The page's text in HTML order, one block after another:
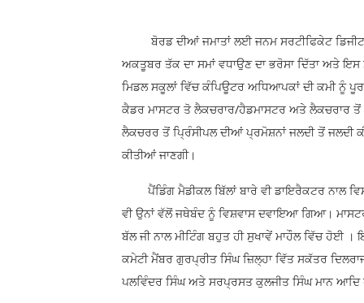
ਬੋਰਡ ਦੀਆਂ ਜਮਾਤਾਂ ਲਈ ਜਨਮ ਸਰਟੀਫਿਕੇਟ
ਅਕਤੂਬਰ ਤੱਕ ਦਾ ਸਮਾਂ ਵਧਾਉਣ ਦਾ ਭਰੋਸਾ ਦਿੱਤਾ ਅਤੇ
ਮਿਡਲ ਸਕੂਲਾਂ ਵਿੱਚ ਕੰਪਿਊਟਰ ਅਧਿਆਪਕਾਂ ਦੀ ਕਮੀ ਨੂੰ
ਕੈਡਰ ਮਾਸਟਰ ਤੋ ਲੈਕਚਰਾਰ/ਹੈਡਮਾਸਟਰ ਅਤੇ ਲੈਕਚਰਾਰ
ਲੈਕਚਰਰ ਤੋਂ ਪ੍ਰਿੰਸੀਪਲ ਦੀਆਂ ਪ੍ਰਮੋਸ਼ਨਾਂ ਜਲਦੀ ਤੋਂ ਜਲਦੀ
ਕੀਤੀਆਂ ਜਾਣਗੀ।
ਪੈਂਡਿੰਗ ਮੈਡੀਕਲ ਬਿੱਲਾਂ ਬਾਰੇ ਵੀ ਡਾਇਰੈਕਟਰ ਨਾਲ
ਵੀ ਉਨਾਂ ਵੱਲੋਂ ਜਥੇਬੰਦ ਨੂੰ ਵਿਸ਼ਵਾਸ ਦਵਾਇਆ ਗਿਆ।
ਬੱਲ ਜੀ ਨਾਲ ਮੀਟਿੰਗ ਬਹੁਤ ਹੀ ਸੁਖਾਵੇਂ ਮਾਹੌਲ ਵਿੱਚ ਹੋਈ
ਕਮੇਟੀ ਮੈਂਬਰ ਗੁਰਪ੍ਰੀਤ ਸਿੰਘ ਜ਼ਿਲ੍ਹਾ ਵਿੱਤ ਸਕੱਤਰ
ਪਲਵਿੰਦਰ ਸਿੰਘ ਅਤੇ ਸਰਪ੍ਰਸਤ ਕੁਲਜੀਤ ਸਿੰਘ ਮਾਨ ਆਦਿ